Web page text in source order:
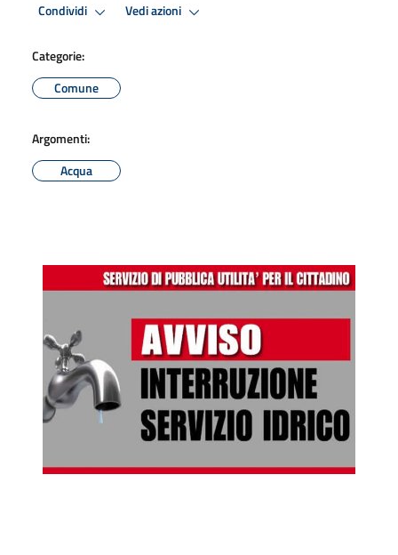
Condividi Vedi azioni
Categorie:
Comune
Argomenti:
Acqua